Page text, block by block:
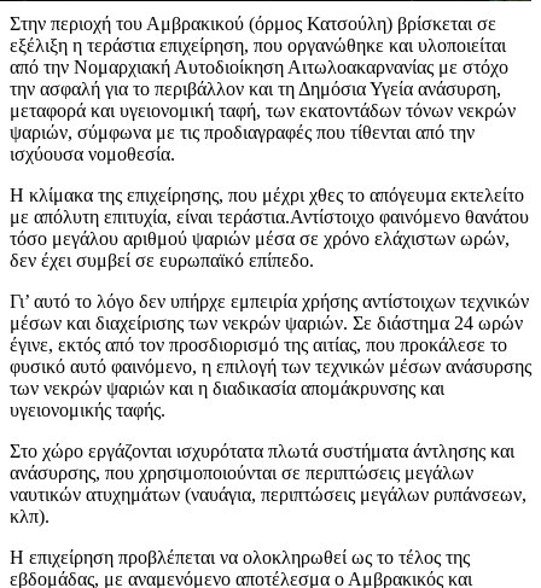
Στην περιοχή του Αμβρακικού (όρμος Κατσούλη) βρίσκεται σε
εξέλιξη η τεράστια επιχείρηση, που οργανώθηκε και υλοποιείται
από την Νομαρχιακή Αυτοδιοίκηση Αιτωλοακαρνανίας με στόχο
την ασφαλή για το περιβάλλον και τη Δημόσια Υγεία ανάσυρση,
μεταφορά και υγειονομική ταφή, των εκατοντάδων τόνων νεκρών
ψαριών, σύμφωνα με τις προδιαγραφές που τίθενται από την
ισχύουσα νομοθεσία.
Η κλίμακα της επιχείρησης, που μέχρι χθες το απόγευμα εκτελείτο
με απόλυτη επιτυχία, είναι τεράστια.Αντίστοιχο φαινόμενο θανάτου
τόσο μεγάλου αριθμού ψαριών μέσα σε χρόνο ελάχιστων ωρών,
δεν έχει συμβεί σε ευρωπαϊκό επίπεδο.
Γι’ αυτό το λόγο δεν υπήρχε εμπειρία χρήσης αντίστοιχων τεχνικών
μέσων και διαχείρισης των νεκρών ψαριών. Σε διάστημα 24 ωρών
έγινε, εκτός από τον προσδιορισμό της αιτίας, που προκάλεσε το
φυσικό αυτό φαινόμενο, η επιλογή των τεχνικών μέσων ανάσυρσης
των νεκρών ψαριών και η διαδικασία απομάκρυνσης και
υγειονομικής ταφής.
Στο χώρο εργάζονται ισχυρότατα πλωτά συστήματα άντλησης και
ανάσυρσης, που χρησιμοποιούνται σε περιπτώσεις μεγάλων
ναυτικών ατυχημάτων (ναυάγια, περιπτώσεις μεγάλων ρυπάνσεων,
κλπ).
Η επιχείρηση προβλέπεται να ολοκληρωθεί ως το τέλος της
εβδομάδας, με αναμενόμενο αποτέλεσμα ο Αμβρακικός και